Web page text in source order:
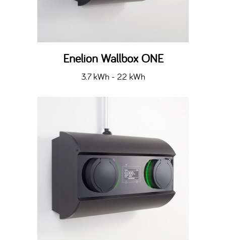
Enelion Wallbox ONE
3.7 kWh - 22 kWh